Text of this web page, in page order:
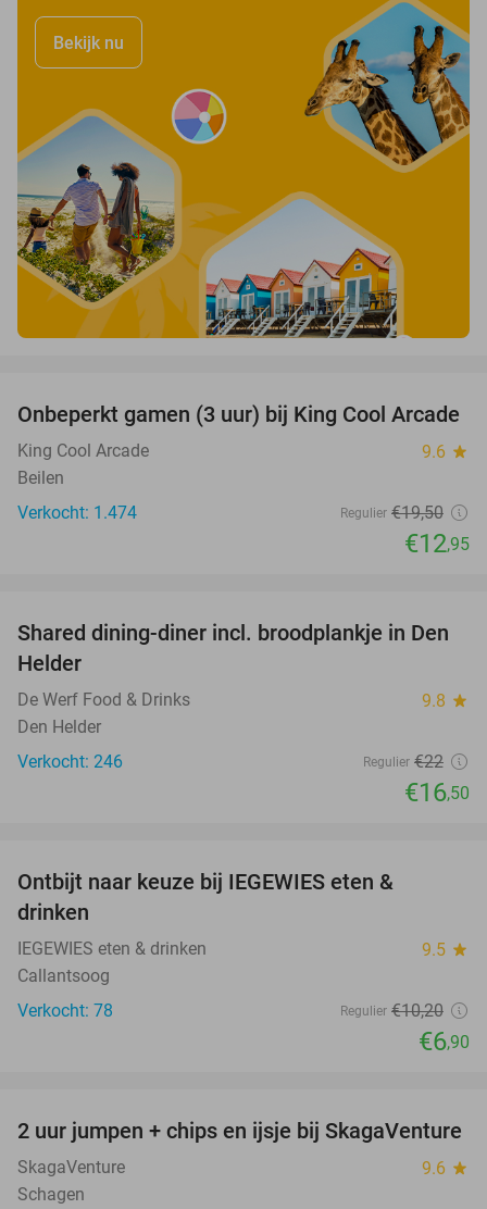
Bekijk nu
34%
Onbeperkt gamen (3 uur) bij King Cool Arcade
King Cool Arcade 9.6 star
Beilen
Verkocht: 1.474
Regulier €19,50
€12,95
25%
Shared dining-diner incl. broodplankje in Den
Helder
De Werf Food & Drinks 9.8 star
Den Helder
Verkocht: 246
Regulier €22
€16,50
Ontbijt naar keuze bij IEGEWIES eten &
drinken
IEGEWIES eten & drinken 9.5 star
Callantsoog
Verkocht: 78
Regulier €10,20
€6,90
45%
2 uur jumpen + chips en ijsje bij SkagaVenture
SkagaVenture 9.6 star
Schagen